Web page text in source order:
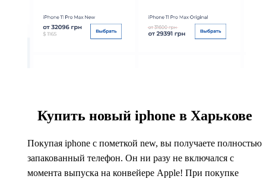
Купить новый iphone в Харькове
Покупая iphone c пометкой new, вы получаете полностью
запакованный телефон. Он ни разу не включался с
момента выпуска на конвейере Apple! При покупке